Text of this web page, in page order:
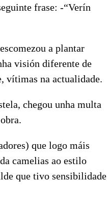
frase: -“Verín
a plantar
visión diferente de
vítimas na actualidade.
chegou unha multa
que logo máis
camelias ao estilo
que tivo sensibilidade